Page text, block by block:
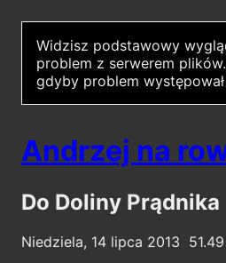
Widzisz podstawowy
problem z serwerem plików.
gdyby problem
Andrzej na
Do Doliny Prądnika
Niedziela, 14 lipca 2013 51.49